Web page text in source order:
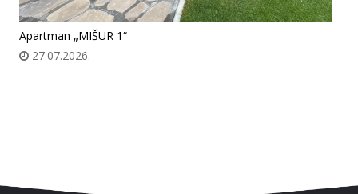
Apartman „MIŠUR 1“
27.07.2026.